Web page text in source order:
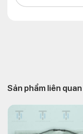
Sản phẩm liên quan